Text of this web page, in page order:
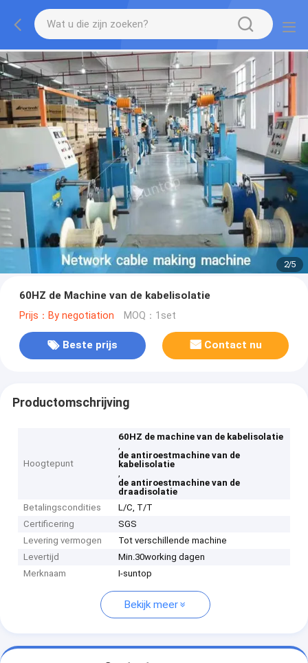
2/5
60HZ de Machine van de kabelisolatie
Prijs：By negotiation MOQ：1set
Beste prijs Contact nu
Productomschrijving
Hoogtepunt
60HZ de machine van de kabelisolatie
,
de antiroestmachine van de
kabelisolatie
,
de antiroestmachine van de
draadisolatie
Betalingscondities
L/C, T/T
Certificering
SGS
Levering vermogen
Tot verschillende machine
Levertijd
Min.30working dagen
Merknaam
I-suntop
Bekijk meer